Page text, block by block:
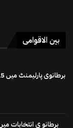
بین الاقوامی
برطانو ی انتخابات